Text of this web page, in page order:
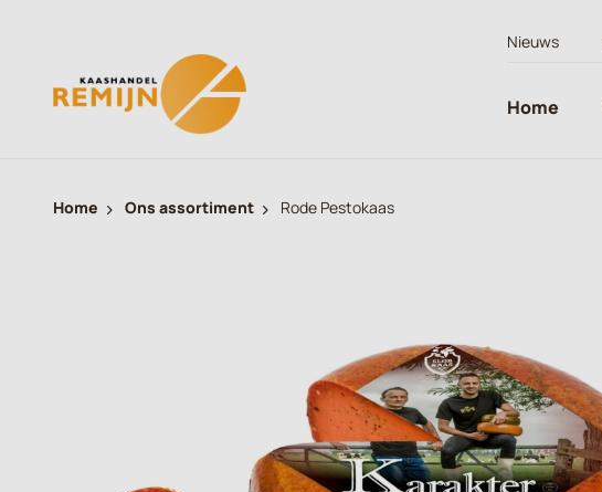
Nieuws
Home
Home Ons assortiment Rode Pestokaas